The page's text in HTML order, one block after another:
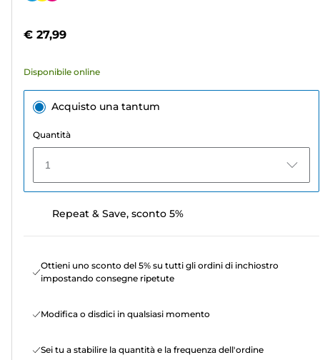
122
€ 27,99
Disponibile online
Acquisto una tantum
Quantità
1
Repeat & Save, sconto 5%
Ottieni uno sconto del 5% su tutti gli ordini di inchiostro
impostando consegne ripetute
Modifica o disdici in qualsiasi momento
Sei tu a stabilire la quantità e la frequenza dell'ordine